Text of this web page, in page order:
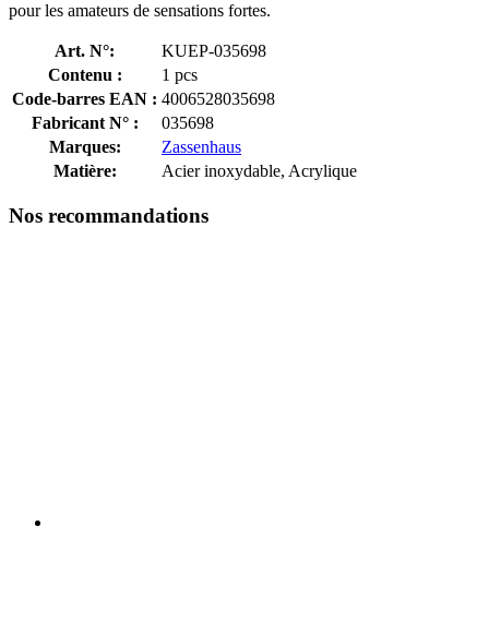
pour les amateurs de sensations fortes.
Art. N°:
KUEP-035698
Contenu :
1 pcs
Code-barres EAN : 4006528035698
Fabricant N° :
035698
Marques:
Zassenhaus
Matière:
Acier inoxydable, Acrylique
Nos recommandations